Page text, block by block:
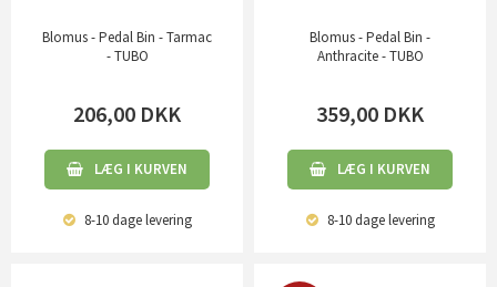
Blomus - Pedal Bin - Tarmac
- TUBO
206,00 DKK
LÆG I KURVEN
8-10 dagelevering
Blomus - Pedal Bin -
Anthracite - TUBO
359,00 DKK
LÆG I KURVEN
8-10 dagelevering